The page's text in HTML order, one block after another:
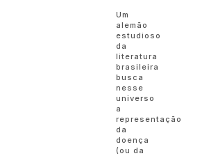
Um
alemão
estudioso
da
literatura
brasileira
busca
nesse
universo
a
representação
da
doença
(ou da